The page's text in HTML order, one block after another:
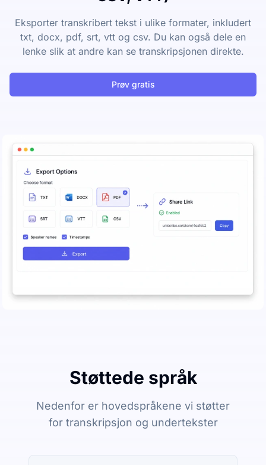
Eksporter transkribert tekst i ulike formater, inkludert
txt, docx, pdf, srt, vtt og csv. Du kan også dele en
lenke slik at andre kan se transkripsjonen direkte.
Prøv gratis
Støttede språk
Nedenfor er hovedspråkene vi støtter
for transkripsjon og undertekster